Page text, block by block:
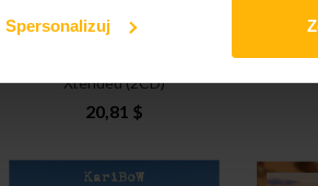
Spersonalizuj
Xtended (2CD)
20,81 $